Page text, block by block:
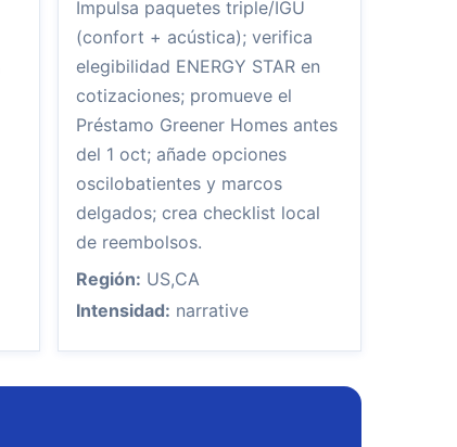
Impulsa paquetes triple/IGU
(confort + acústica); verifica
elegibilidad ENERGY STAR en
cotizaciones; promueve el
Préstamo Greener Homes antes
del 1 oct; añade opciones
oscilobatientes y marcos
delgados; crea checklist local
de reembolsos.
Región: US,CA
Intensidad: narrative